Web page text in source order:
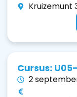
Kruizemunt
Cursus: U05-
2